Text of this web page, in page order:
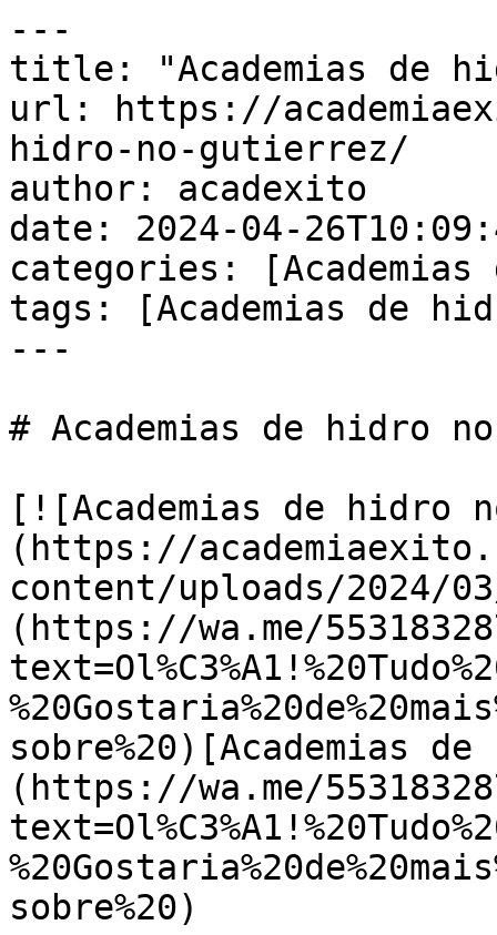
---
title: "Academias de
url: https://
hidro-no-gutierrez/
author: acadexito
date: 2024-04-
categories:
tags: [Academias de
---
# Academias de hidro
[![Academias de hidro
(https://
content/uploads/2024/
(https://wa.me/
sobre%20)[Academias
(https://wa.me/
sobre%20)